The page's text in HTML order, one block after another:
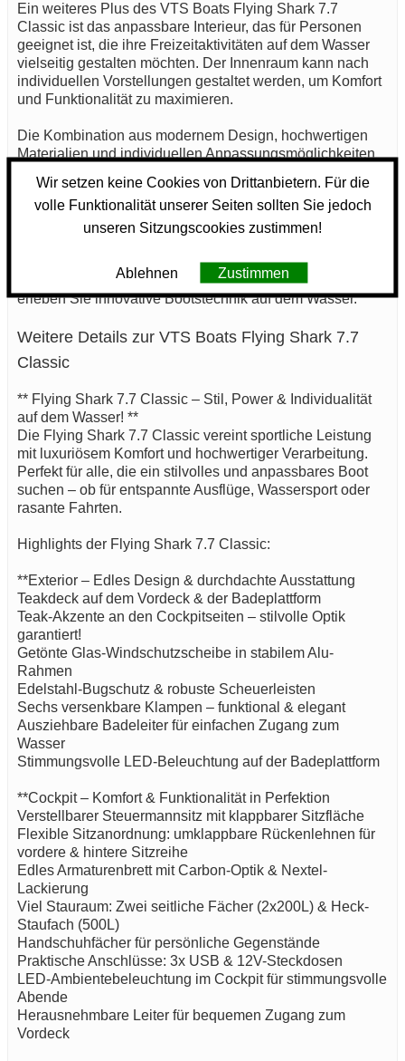
Ein weiteres Plus des VTS Boats Flying Shark 7.7
Classic ist das anpassbare Interieur, das für Personen
geeignet ist, die ihre Freizeitaktivitäten auf dem Wasser
vielseitig gestalten möchten. Der Innenraum kann nach
individuellen Vorstellungen gestaltet werden, um Komfort
und Funktionalität zu maximieren.
Die Kombination aus modernem Design, hochwertigen
Materialien und individuellen Anpassungsmöglichkeiten
praktischen Wahl für alle, die ein zuverlässiges Boot für
Freizeit- und Sportfahrten suchen. Mit präzisen
technischen Spezifikationen und einem klaren Fokus auf
Anforderungen an Leistung und Komfort. Entscheiden Sie
sich für das VTS Boats Flying Shark 7.7 Classic und
erleben Sie innovative Bootstechnik auf dem Wasser.
Weitere Details zur VTS Boats Flying Shark 7.7
Classic
** Flying Shark 7.7 Classic – Stil, Power & Individualität
auf dem Wasser! **
Die Flying Shark 7.7 Classic vereint sportliche Leistung
mit luxuriösem Komfort und hochwertiger Verarbeitung.
Perfekt für alle, die ein stilvolles und anpassbares Boot
suchen – ob für entspannte Ausflüge, Wassersport oder
rasante Fahrten.
Highlights der Flying Shark 7.7 Classic:
**Exterior – Edles Design & durchdachte Ausstattung
Teakdeck auf dem Vordeck & der Badeplattform
Teak-Akzente an den Cockpitseiten – stilvolle Optik
garantiert!
Getönte Glas-Windschutzscheibe in stabilem Alu-
Rahmen
Edelstahl-Bugschutz & robuste Scheuerleisten
Sechs versenkbare Klampen – funktional & elegant
Ausziehbare Badeleiter für einfachen Zugang zum
Wasser
Stimmungsvolle LED-Beleuchtung auf der Badeplattform
**Cockpit – Komfort & Funktionalität in Perfektion
Verstellbarer Steuermannsitz mit klappbarer Sitzfläche
Flexible Sitzanordnung: umklappbare Rückenlehnen für
vordere & hintere Sitzreihe
Edles Armaturenbrett mit Carbon-Optik & Nextel-
Lackierung
Viel Stauraum: Zwei seitliche Fächer (2x200L) & Heck-
Staufach (500L)
Handschuhfächer für persönliche Gegenstände
Praktische Anschlüsse: 3x USB & 12V-Steckdosen
LED-Ambientebeleuchtung im Cockpit für stimmungsvolle
Abende
Herausnehmbare Leiter für bequemen Zugang zum
Vordeck
Wir setzen keine Cookies von Drittanbietern. Für die
volle Funktionalität unserer Seiten sollten Sie jedoch
unseren Sitzungscookies zustimmen!
Ablehnen Zustimmen